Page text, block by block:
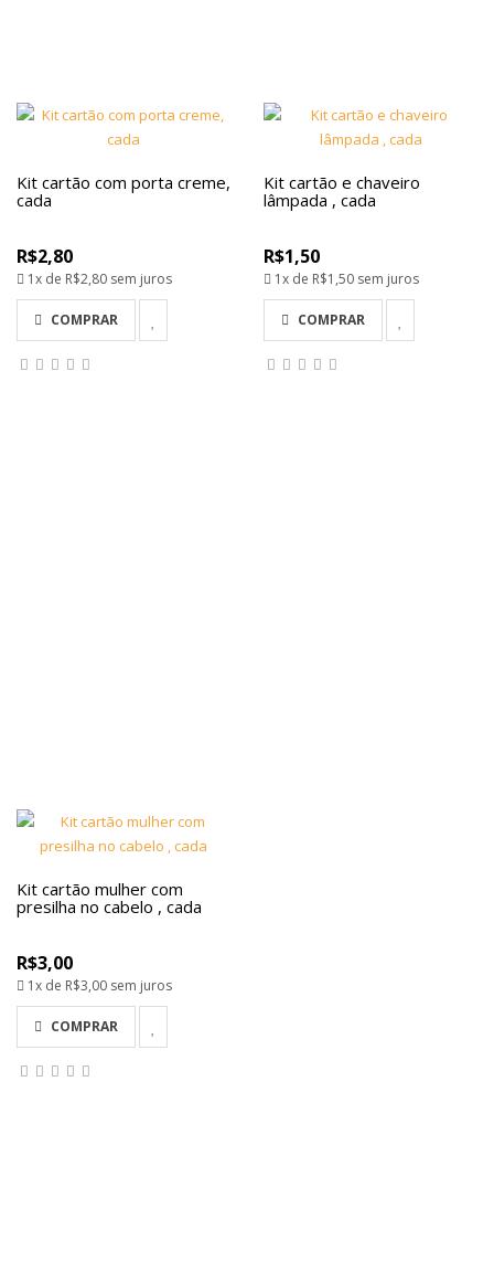
Kit cartão com porta creme,
cada
R$2,80
1x de R$2,80 sem juros
COMPRAR
Kit cartão e chaveiro
lâmpada , cada
R$1,50
1x de R$1,50 sem juros
COMPRAR
Kit cartão mulher com
presilha no cabelo , cada
R$3,00
1x de R$3,00 sem juros
COMPRAR